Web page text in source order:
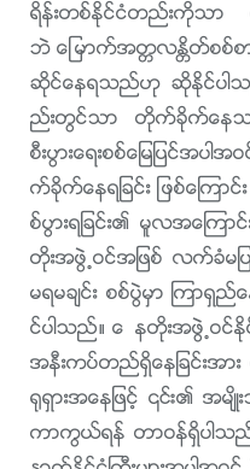
ရိန္းတစ္ႏိုင္ငံတည္းကိုသ
ဘဲ ေျမာက္အတၱလႏၲိတ္စစ္စာ
ဆိုင္ေနရသည္ဟု ဆိုႏိုင္ပါသည္
ည္းတြင္သာ တိုက္ခိုက္ေနသ
စီးပြားေရးစစ္ေျမျပင္အ
က္ခိုက္ေနရျခင္း ျဖစ္ေၾကာင္
စ္ပြားရျခင္း၏ မူလအေၾက
တိုးအဖြဲ႕ဝင္အျဖစ္ လက္
မရမခ်င္း စစ္ပြဲမွာ ၾကာရွ
င္ပါသည္။ ေနတိုးအဖြဲ႕ဝင္
အနီးကပ္တည္ရွိေနျခင္းအာ
႐ုရွားအေနျဖင့္ ၎၏ အမ်ိဳး
ကာကြယ္ရန္ တာဝန္ရွိပါသ